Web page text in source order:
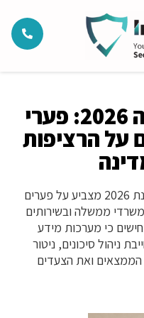
דוח מבקר המדינה 2026: פערי
על הרציפות
דוח הסייבר של מבקר המדינה לשנת 2026 מצביע על פערים
ממשלה ובשירותים
כי מערכות מידע
ניהול סיכונים, ניטור
ואת הצעדים